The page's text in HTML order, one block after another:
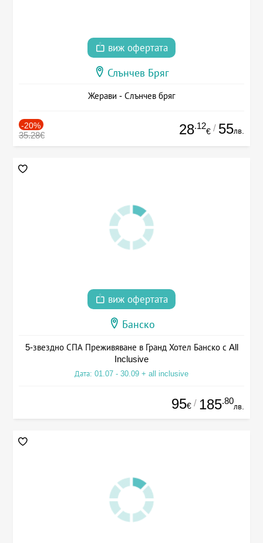
виж офертата
Слънчев Бряг
Жерави - Слънчев бряг
-20%
35.28€ 28.12
€ / 55лв.
виж офертата
Банско
5-звездно СПА Преживяване в Гранд Хотел Банско с All
Inclusive
Дата: 01.07 - 30.09 + all inclusive
95€ / 185.80
лв.